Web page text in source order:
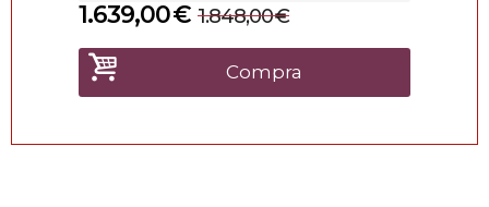
€
1.639,00 €
1.848,00
Compra